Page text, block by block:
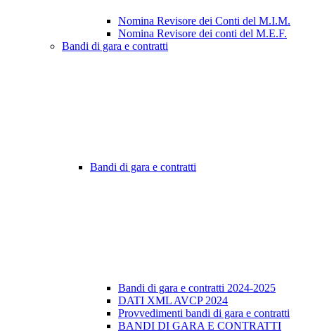
Nomina Revisore dei Conti del M.I.M.
Nomina Revisore dei conti del M.E.F.
Bandi di gara e contratti
Bandi di gara e contratti
Bandi di gara e contratti 2024-2025
DATI XML AVCP 2024
Provvedimenti bandi di gara e contratti
BANDI DI GARA E CONTRATTI